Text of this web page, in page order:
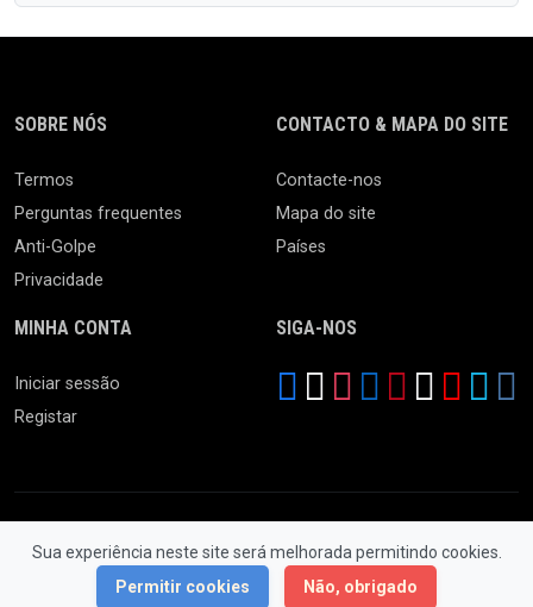
Sua experiência neste site será melhorada permitindo cookies.
Permitir cookies
Não, obrigado
SOBRE NÓS
Termos
Perguntas frequentes
Anti-Golpe
Privacidade
CONTACTO & MAPA DO SITE
Contacte-nos
Mapa do site
Países
MINHA CONTA
Iniciar sessão
Registar
SIGA-NOS
© 2026 Feira da Ladra. Todos os Direitos Reservados.